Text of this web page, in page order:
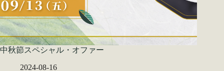
中秋節スペシャル・オファー
2024-08-16